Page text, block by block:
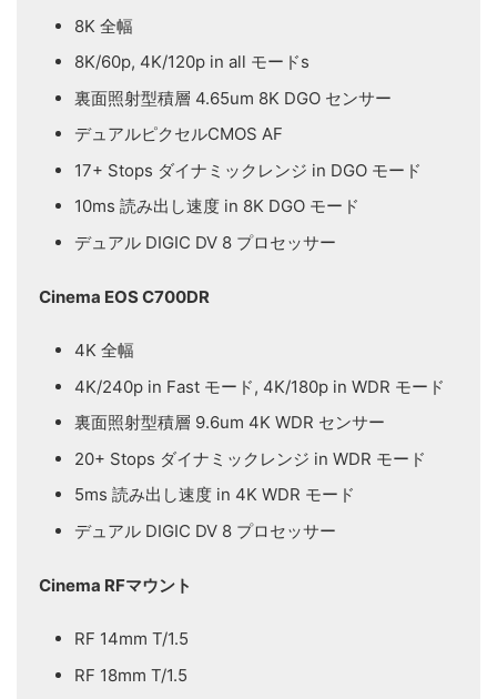
8K 全幅
8K/60p, 4K/120p in all モードs
裏面照射型積層 4.65um 8K DGO センサー
デュアルピクセルCMOS AF
17+ Stops ダイナミックレンジ in DGO モード
10ms 読み出し速度 in 8K DGO モード
デュアル DIGIC DV 8 プロセッサー
Cinema EOS C700DR
4K 全幅
4K/240p in Fast モード, 4K/180p in WDR モード
裏面照射型積層 9.6um 4K WDR センサー
20+ Stops ダイナミックレンジ in WDR モード
5ms 読み出し速度 in 4K WDR モード
デュアル DIGIC DV 8 プロセッサー
Cinema RFマウント
RF 14mm T/1.5
RF 18mm T/1.5